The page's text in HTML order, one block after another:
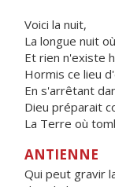
Voici la nuit,
La longue nuit
Et rien n'existe
Hormis ce lieu
En s'arrêtant
Dieu préparait
La Terre où
ANTIENNE
Qui peut gravir